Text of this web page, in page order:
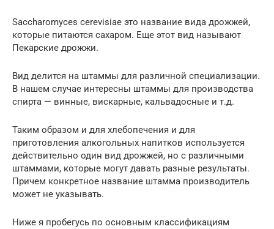
Saccharomyces cerevisiae это название вида дрожжей,
которые питаются сахаром. Еще этот вид называют
Пекарские дрожжи.
Вид делится на штаммы для различной специализации.
В нашем случае интересны штаммы для производства
спирта — винные, вискарные, кальвадосные и т.д.
Таким образом и для хлебопечения и для
приготовления алкогольных напитков используется
действительно один вид дрожжей, но с различными
штаммами, которые могут давать разные результаты.
Причем конкретное название штамма производитель
может не указывать.
Ниже я пробегусь по основным классификациям